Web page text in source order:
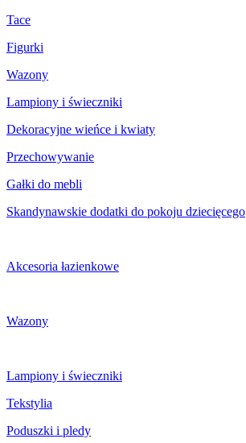
Tace
Figurki
Wazony
Lampiony i świeczniki
Dekoracyjne wieńce i kwiaty
Przechowywanie
Gałki do mebli
Skandynawskie dodatki do pokoju dziecięcego
Akcesoria łazienkowe
Wazony
Lampiony i świeczniki
Tekstylia
Poduszki i pledy